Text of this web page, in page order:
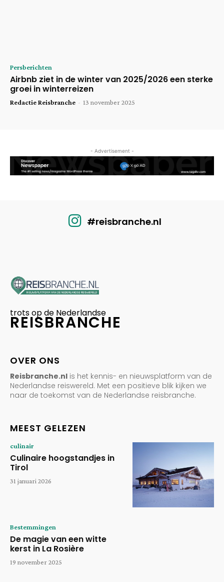
Persberichten
Airbnb ziet in de winter van 2025/2026 een sterke
groei in winterreizen
Redactie Reisbranche - 13 november 2025
- Advertisement -
#reisbranche.nl
trots op de Nederlandse
REISBRANCHE
OVER ONS
Reisbranche.nl is het kennis- en nieuwsplatform van de
Nederlandse reiswereld. Met een positieve blik kijken we
naar de toekomst van de Nederlandse reisbranche.
MEEST GELEZEN
culinair
Culinaire hoogstandjes in
Tirol
31 januari 2026
Bestemmingen
De magie van een witte
kerst in La Rosière
19 november 2025